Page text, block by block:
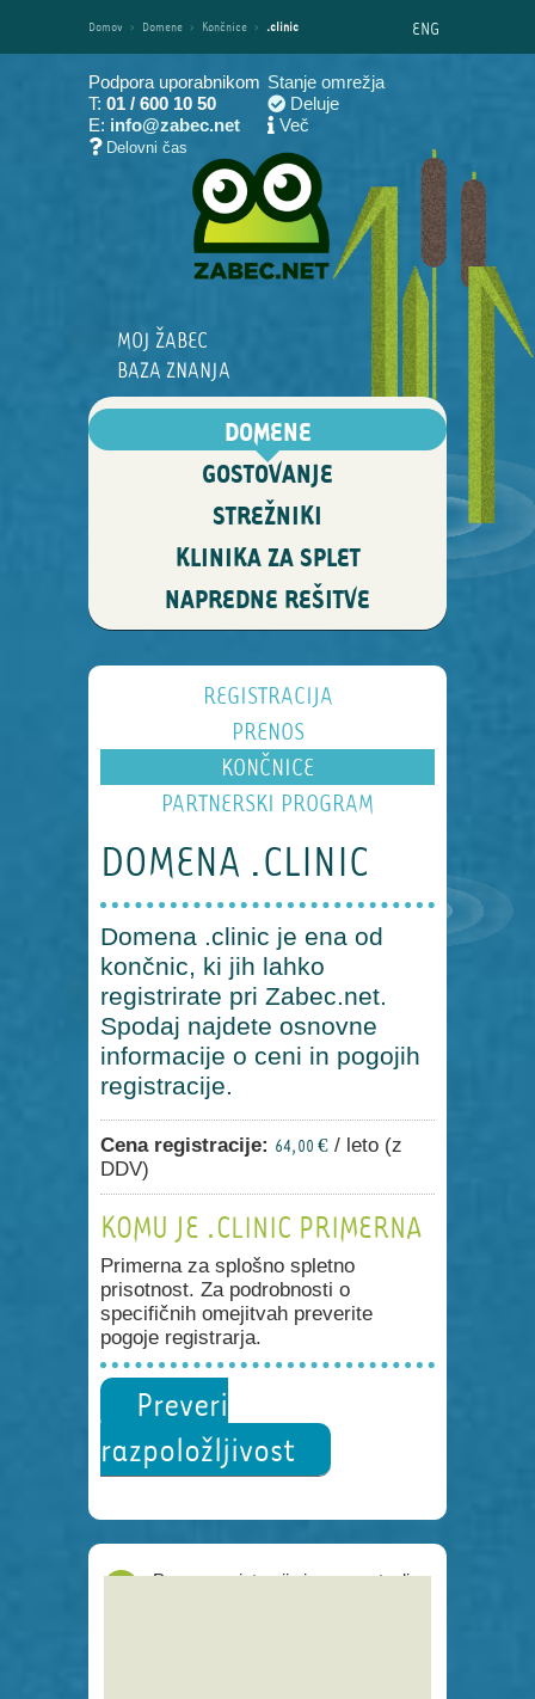
Domov › Domene › Končnice › .clinic ENG
Podpora uporabnikom
T: 01 / 600 10 50
E: info@zabec.net
Delovni čas
Stanje omrežja
Deluje
Več
MOJ ŽABEC
BAZA ZNANJA
DOMENE
GOSTOVANJE
STREŽNIKI
KLINIKA ZA SPLET
NAPREDNE REŠITVE
REGISTRACIJA
PRENOS
KONČNICE
PARTNERSKI PROGRAM
DOMENA .CLINIC
Domena .clinic je ena od
končnic, ki jih lahko
registrirate pri Zabec.net.
Spodaj najdete osnovne
informacije o ceni in pogojih
registracije.
Cena registracije: 64,00 € / leto (z
DDV)
KOMU JE .CLINIC PRIMERNA
Primerna za splošno spletno
prisotnost. Za podrobnosti o
specifičnih omejitvah preverite
pogoje registrarja.
Preveri
razpoložljivost
Proces registracije je poenostavljen